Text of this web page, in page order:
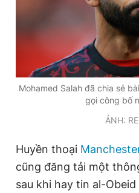
Mohamed Salah đã chia sẻ
gọi công bố
ẢNH:
Huyền thoại
cũng đăng tải một
sau khi hay tin al-